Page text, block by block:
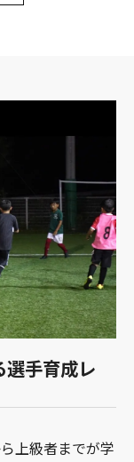
選手育成レ
ら上級者までが学